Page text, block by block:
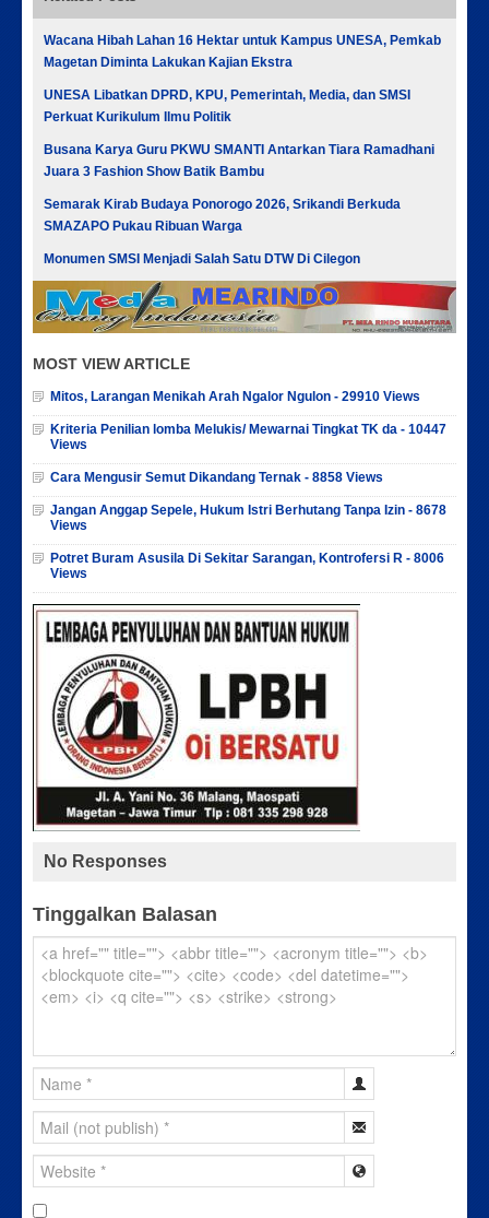
Wacana Hibah Lahan 16 Hektar untuk Kampus UNESA, Pemkab
Magetan Diminta Lakukan Kajian Ekstra
UNESA Libatkan DPRD, KPU, Pemerintah, Media, dan SMSI
Perkuat Kurikulum Ilmu Politik
Busana Karya Guru PKWU SMANTI Antarkan Tiara Ramadhani
Juara 3 Fashion Show Batik Bambu
Semarak Kirab Budaya Ponorogo 2026, Srikandi Berkuda
SMAZAPO Pukau Ribuan Warga
Monumen SMSI Menjadi Salah Satu DTW Di Cilegon
MOST VIEW ARTICLE
Mitos, Larangan Menikah Arah Ngalor Ngulon - 29910 Views
Kriteria Penilian lomba Melukis/ Mewarnai Tingkat TK da - 10447
Views
Cara Mengusir Semut Dikandang Ternak - 8858 Views
Jangan Anggap Sepele, Hukum Istri Berhutang Tanpa Izin - 8678
Views
Potret Buram Asusila Di Sekitar Sarangan, Kontrofersi R - 8006
Views
No Responses
Tinggalkan Balasan